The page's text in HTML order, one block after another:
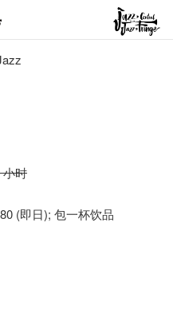
小时
(即日); 包一杯饮品